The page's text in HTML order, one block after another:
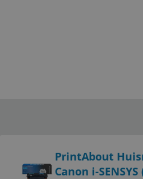
PrintAbout
Canon i-